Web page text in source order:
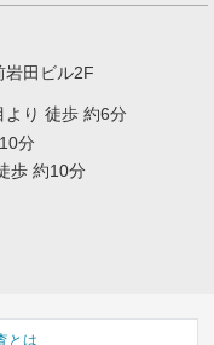
岩田ビル2F
より 徒歩 約6分
分
歩 約10分
とは